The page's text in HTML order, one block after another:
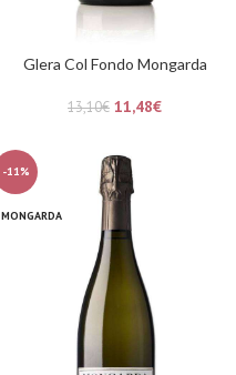
Glera Col Fondo Mongarda
13,10€ 11,48€
-11%
MONGARDA